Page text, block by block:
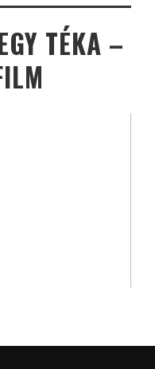
TÉKA –